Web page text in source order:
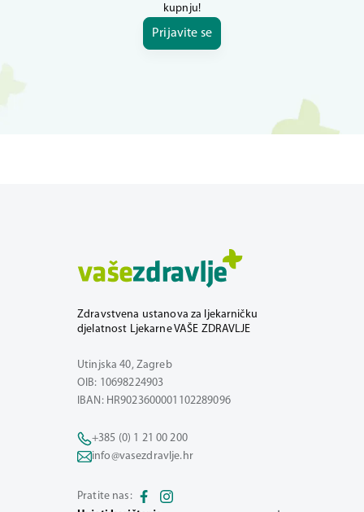
kupnju!
Prijavite se
Zdravstvena ustanova za ljekarničku
djelatnost Ljekarne VAŠE ZDRAVLJE
Utinjska 40, Zagreb
OIB: 10698224903
IBAN: HR9023600001102289096
+385 (0) 1 21 00 200
info@vasezdravlje.hr
Pratite nas: